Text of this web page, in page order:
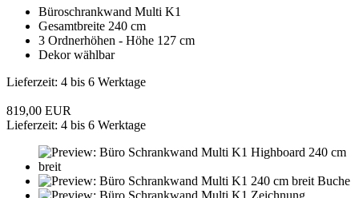
Büroschrankwand Multi K1
Gesamtbreite 240 cm
3 Ordnerhöhen - Höhe 127 cm
Dekor wählbar
Lieferzeit: 4 bis 6 Werktage
819,00 EUR
Lieferzeit: 4 bis 6 Werktage